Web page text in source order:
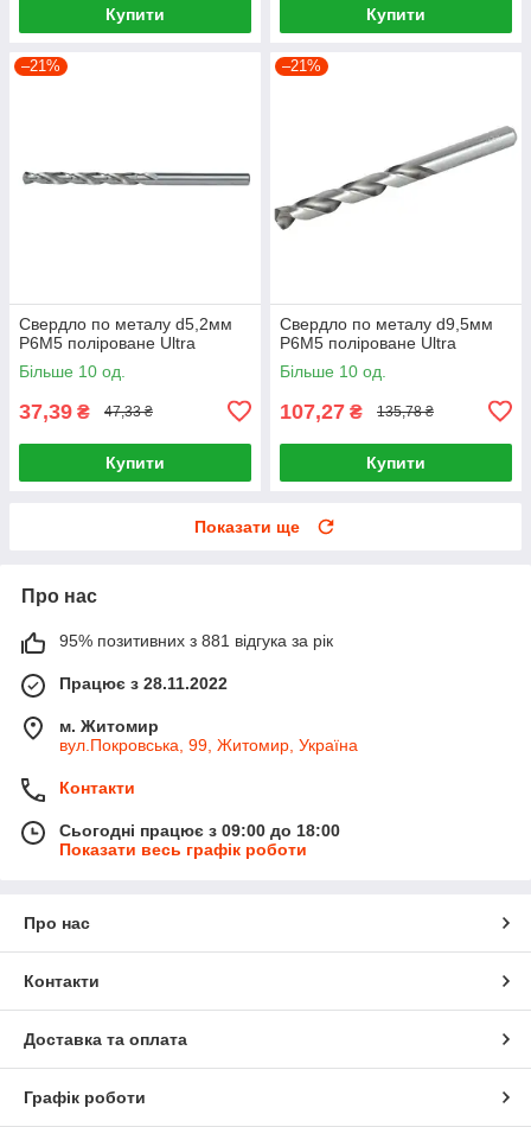
Купити Купити
–21%
Свердло по металу d5,2мм
P6M5 поліроване Ultra
Більше 10 од.
37,39 ₴ 47,33 ₴
Купити
–21%
Свердло по металу d9,5мм
P6M5 поліроване Ultra
Більше 10 од.
107,27 ₴ 135,78 ₴
Купити
Показати ще
Про нас
95% позитивних з 881 відгука за рік
Працює з 28.11.2022
м. Житомир
вул.Покровська, 99, Житомир, Україна
Контакти
Сьогодні працює з 09:00 до 18:00
Показати весь графік роботи
Про нас
Контакти
Доставка та оплата
Графік роботи